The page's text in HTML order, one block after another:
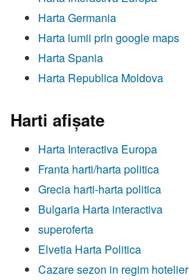
Harta Germania
Harta lumii prin google maps
Harta Spania
Harta Republica Moldova
Harti afişate
Harta Interactiva Europa
Franta harti/harta politica
Grecia harti-harta politica
Bulgaria Harta interactiva
superoferta
Elvetia Harta Politica
Cazare sezon in regim hotelier